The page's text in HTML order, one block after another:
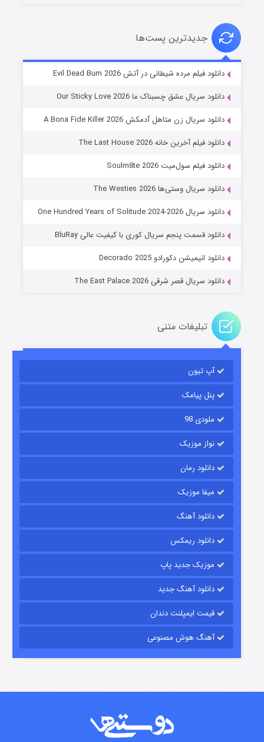
شوهر
قسمت2 (زیرنویس) منتشر شد
شکست استوارت در نجات جهان
قسمت
قسمت7 (زیرنویس) منتشر شد
جدیدترین پست‌ها
دانلود فیلم مرده شیطانی در آتش Evil Dead Burn 2026
دانلود سریال عشق چسبناک ما Our Sticky Love 2026
دانلود سریال زن متاهل آدمکش A Bona Fide Killer 2026
دانلود فیلم آخرین خانه The Last House 2026
دانلود فیلم سول‌میت Soulm8te 2026
دانلود سریال وستی‌ها The Westies 2026
دانلود سریال One Hundred Years of Solitude 2024-2026
دانلود قسمت پنجم سریال کوری با کیفیت عالی BluRay
دانلود انیمیشن دکورادو Decorado 2025
دانلود سریال قصر شرقی The East Palace 2026
تبلیغات متنی
آپ تیون
پنل پیامک
ملودی 98
نواز موزیک
دانلود رمان
میفا موزیک
دانلود آهنگ
دانلود ریمکس
موزیک جدید پاپ
دانلود آهنگ جدید
قیمت ایمپلنت دندان
آهنگ هوش مصنوعی